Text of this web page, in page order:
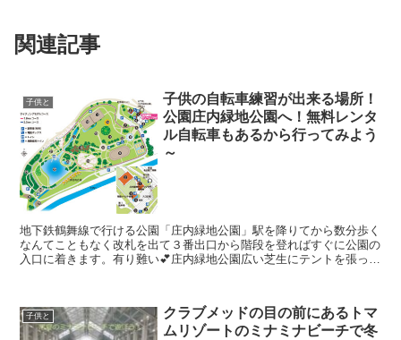
関連記事
子供と
子供の自転車練習が出来る場所！
公園庄内緑地公園へ！無料レンタ
ル自転車もあるから行ってみよう
～
地下鉄鶴舞線で行ける公園「庄内緑地公園」駅を降りてから数分歩く
なんてこともなく改札を出て３番出口から階段を登ればすぐに公園の
入口に着きます。有り難い💕庄内緑地公園広い芝生にテントを張って
子供と
クラブメッドの目の前にあるトマ
ムリゾートのミナミナビーチで冬